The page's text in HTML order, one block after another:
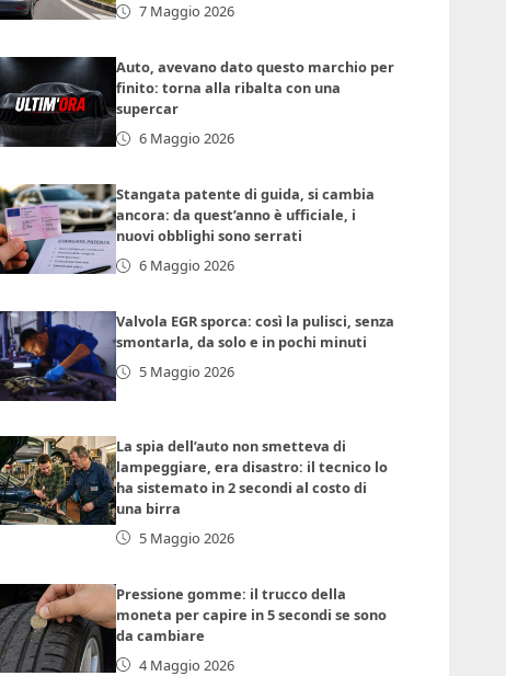
7 Maggio 2026
Auto, avevano dato questo marchio per
finito: torna alla ribalta con una
supercar
6 Maggio 2026
Stangata patente di guida, si cambia
ancora: da quest’anno è ufficiale, i
nuovi obblighi sono serrati
6 Maggio 2026
Valvola EGR sporca: così la pulisci, senza
smontarla, da solo e in pochi minuti
5 Maggio 2026
La spia dell’auto non smetteva di
lampeggiare, era disastro: il tecnico lo
ha sistemato in 2 secondi al costo di
una birra
5 Maggio 2026
Pressione gomme: il trucco della
moneta per capire in 5 secondi se sono
da cambiare
4 Maggio 2026